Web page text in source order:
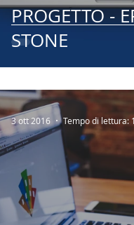
PROGETTO -
STONE
3 ott 2016 Tempo di lettura: